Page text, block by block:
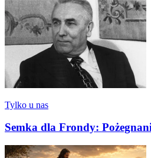
Tylko u nas
Semka dla Frondy: